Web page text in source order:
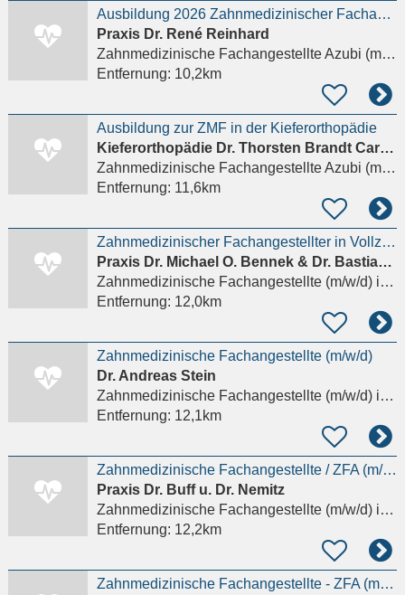
Ausbildung 2026 Zahnmedizinischer Fachangestellter m/w/d - WIESBADEN-BIEBRICH
Praxis Dr. René Reinhard
Zahnmedizinische Fachangestellte Azubi (m/w/d)
Entfernung: 10,2km
Ausbildung zur ZMF in der Kieferorthopädie
Kieferorthopädie Dr. Thorsten Brandt Carmen Gunkel M.Sc.
Zahnmedizinische Fachangestellte Azubi (m/w/d)
Entfernung: 11,6km
Zahnmedizinischer Fachangestellter in Vollzeit 34 Std. / Teilzeit - MEDICUM -
Praxis Dr. Michael O. Bennek & Dr. Bastian L. J. Schmidt
Zahnmedizinische Fachangestellte (m/w/d)in Wiesbaden
Entfernung: 12,0km
Zahnmedizinische Fachangestellte (m/w/d)
Dr. Andreas Stein
Zahnmedizinische Fachangestellte (m/w/d)in Wiesbaden
Entfernung: 12,1km
Zahnmedizinische Fachangestellte / ZFA (m/w/d) Voll- oder Teilzeit
Praxis Dr. Buff u. Dr. Nemitz
Zahnmedizinische Fachangestellte (m/w/d)in Wiesbaden
Entfernung: 12,2km
Zahnmedizinische Fachangestellte - ZFA (m/w/d)